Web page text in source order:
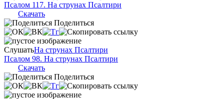
Псалом 117. На струнах Псалтири
Скачать
Поделиться
СлушатьНа струнах Псалтири
Псалом 98. На струнах Псалтири
Скачать
Поделиться